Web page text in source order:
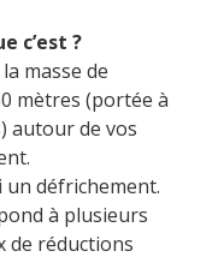
c’est ?
masse de
mètres (portée à
autour de vos
un défrichement.
à plusieurs
de réductions